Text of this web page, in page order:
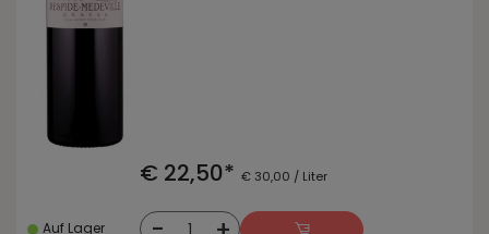
€ 22,50* € 30,00 / Liter
Auf Lager 1